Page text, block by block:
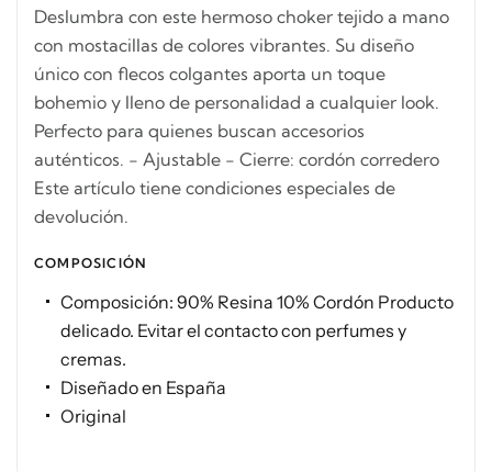
Deslumbra con este hermoso choker tejido a mano
con mostacillas de colores vibrantes. Su diseño
único con flecos colgantes aporta un toque
bohemio y lleno de personalidad a cualquier look.
Perfecto para quienes buscan accesorios
auténticos. - Ajustable - Cierre: cordón corredero
Este artículo tiene condiciones especiales de
devolución.
COMPOSICIÓN
Composición: 90% Resina 10% Cordón Producto
delicado. Evitar el contacto con perfumes y
cremas.
Diseñado en España
Original